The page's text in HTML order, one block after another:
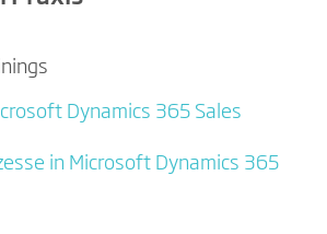
Dynamics 365 Sales
in Microsoft Dynamics 365